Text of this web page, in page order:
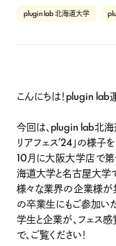
OfferBox VVV
Event
News
Recruitment
コミュニケーター
企業プランナー
Contact
学生向け
法人向け
plugin lab 北海道大学
こんにちは！plugin lab
今回は、plugin lab北海
リアフェス’24」の様子
10月に大阪大学店で第
海道大学と名古屋大学
様々な業界の企業様が
の卒業生にもご参加い
学生と企業が、フェス
で、ご覧ください！